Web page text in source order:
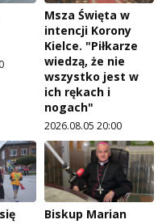
Msza Święta w
intencji Korony
Kielce. "Piłkarze
wiedzą, że nie
wszystko jest w
ich rękach i
nogach"
2026.08.05 20:00
Biskup Marian